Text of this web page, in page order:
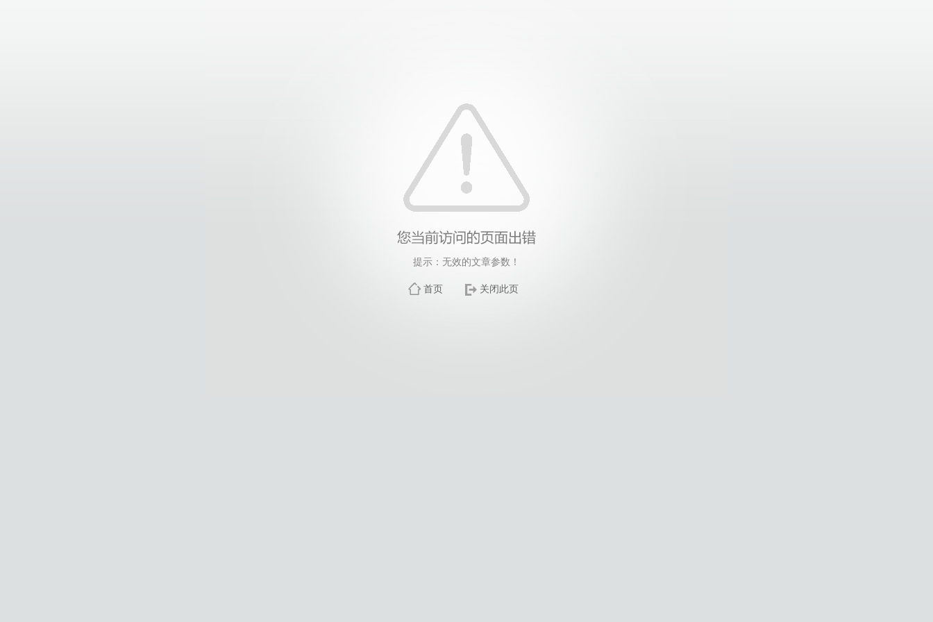
提示：无效的文章参数！
首页 关闭此页